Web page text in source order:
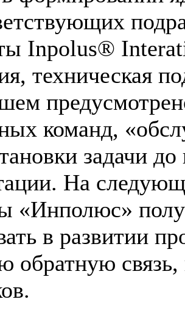
Inpolus®
техническая
команд,
задачи
На
«Инполюс»
в развитии
обратную